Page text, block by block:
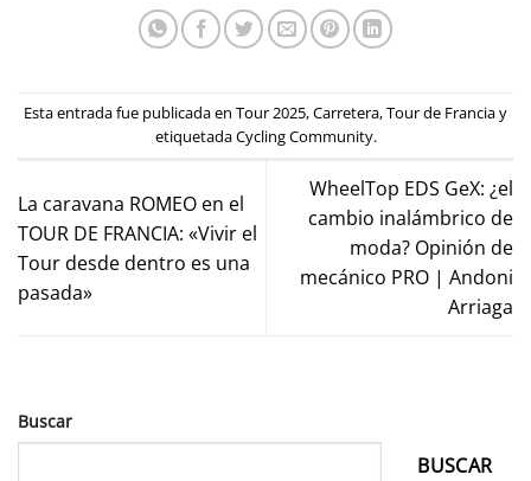
Esta entrada fue publicada en Tour 2025,Carretera,Tour de Franciay
etiquetadaCycling Community.
La caravana ROMEO en el
TOUR DE FRANCIA: «Vivir el
Tour desde dentro es una
pasada»
WheelTop EDS GeX: ¿el
cambio inalámbrico de
moda? Opinión de
mecánico PRO | Andoni
Arriaga
Buscar
BUSCAR